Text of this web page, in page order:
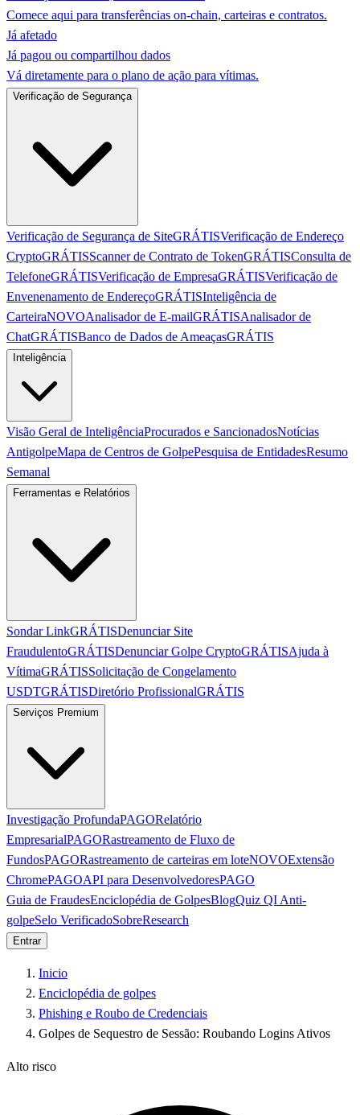
Comece aqui para transferências on-chain, carteiras e contratos.
Já afetado
Já pagou ou compartilhou dados
Vá diretamente para o plano de ação para vítimas.
Verificação de Segurança
Verificação de Segurança de SiteGRÁTISVerificação de Endereço
CryptoGRÁTISScanner de Contrato de TokenGRÁTISConsulta de
TelefoneGRÁTISVerificação de EmpresaGRÁTISVerificação de
Envenenamento de EndereçoGRÁTISInteligência de
CarteiraNOVOAnalisador de E-mailGRÁTISAnalisador de
ChatGRÁTISBanco de Dados de AmeaçasGRÁTIS
Inteligência
Visão Geral de InteligênciaProcurados e SancionadosNotícias
AntigolpeMapa de Centros de GolpePesquisa de EntidadesResumo
Semanal
Ferramentas e Relatórios
Sondar LinkGRÁTISDenunciar Site
FraudulentoGRÁTISDenunciar Golpe CryptoGRÁTISAjuda à
VítimaGRÁTISSolicitação de Congelamento
USDTGRÁTISDiretório ProfissionalGRÁTIS
Serviços Premium
Investigação ProfundaPAGORelatório
EmpresarialPAGORastreamento de Fluxo de
FundosPAGORastreamento de carteiras em loteNOVOExtensão
ChromePAGOAPI para DesenvolvedoresPAGO
Guia de FraudesEnciclopédia de GolpesBlogQuiz QI Anti-
golpeSelo VerificadoSobreResearch
Entrar
Inicio
Enciclopédia de golpes
Phishing e Roubo de Credenciais
Golpes de Sequestro de Sessão: Roubando Logins Ativos
Alto risco